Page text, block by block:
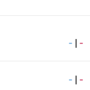
- | -
- | -